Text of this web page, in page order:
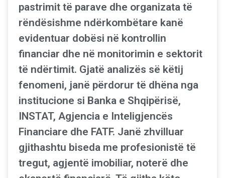
pastrimit të parave dhe organizata të
rëndësishme ndërkombëtare kanë
evidentuar dobësi në kontrollin
financiar dhe në monitorimin e sektorit
të ndërtimit. Gjatë analizës së këtij
fenomeni, janë përdorur të dhëna nga
institucione si Banka e Shqipërisë,
INSTAT, Agjencia e Inteligjencës
Financiare dhe FATF. Janë zhvilluar
gjithashtu biseda me profesionistë të
tregut, agjentë imobiliar, noterë dhe